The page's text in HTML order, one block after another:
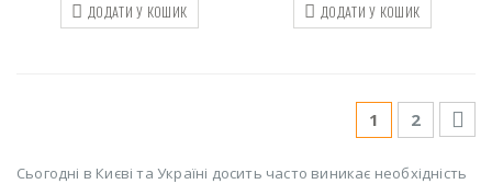
ДОДАТИ У КОШИК ДОДАТИ У КОШИК
1 2
Сьогодні в Києві та Україні досить часто виникає необхідність